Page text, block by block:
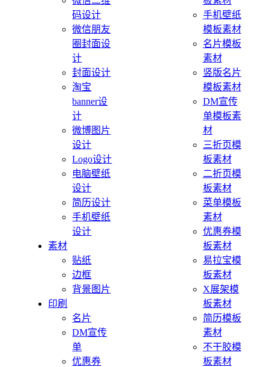
码设计
微信朋友
圈封面设
计
封面设计
淘宝
banner设
计
微博图片
设计
Logo设计
电脑壁纸
设计
简历设计
手机壁纸
设计
素材
贴纸
边框
背景图片
印刷
名片
DM宣传
单
优惠券
手机壁纸
模板素材
名片模板
素材
竖版名片
模板素材
DM宣传
单模板素
材
三折页模
板素材
二折页模
板素材
菜单模板
素材
优惠券模
板素材
易拉宝模
板素材
X展架模
板素材
简历模板
素材
不干胶模
板素材